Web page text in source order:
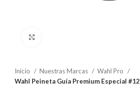
Inicio Nuestras Marcas
Wahl Pro
Wahl Peineta Guía Premium Especial #12